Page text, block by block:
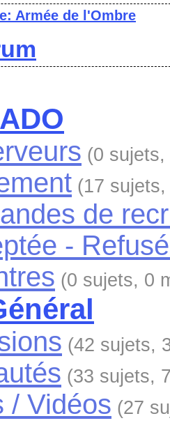
Armée de l'Ombre
(0
(17
de
-
(0 sujets, 0
(42 sujets,
(33 sujets,
/ Vidéos (27